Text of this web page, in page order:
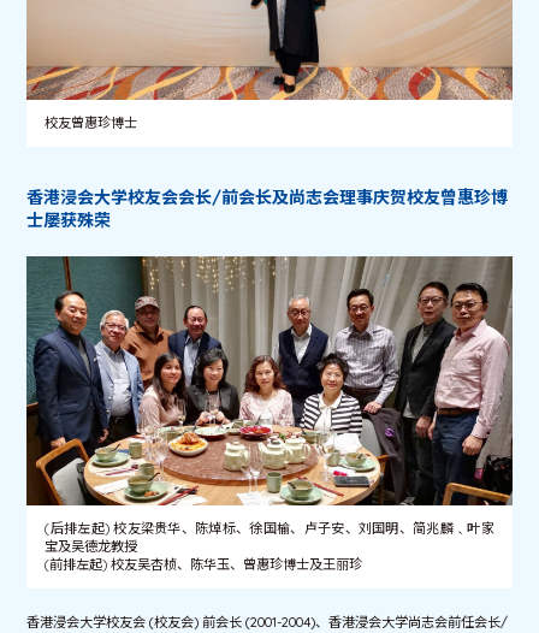
校友曾惠珍博士
香港浸会大学校友会会长/前会长及尚志会理事庆贺校友曾惠珍博
士屡获殊荣
(后排左起) 校友梁贵华、陈焯标、徐国榆、卢子安、刘国明、简兆麟﹑叶家
宝及吴德龙教授
(前排左起) 校友吴杏桢、陈华玉、曾惠珍博士及王丽珍
香港浸会大学校友会 (校友会) 前会长 (2001-2004)、香港浸会大学尚志会前任会长/